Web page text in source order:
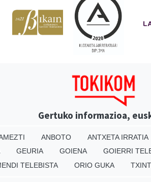
Gertuko informazioa,
ANBOTO ANTXETA IRRATIA
GEURIA GOIENA GOIERRI
TELEBISTA ORIO GUKA